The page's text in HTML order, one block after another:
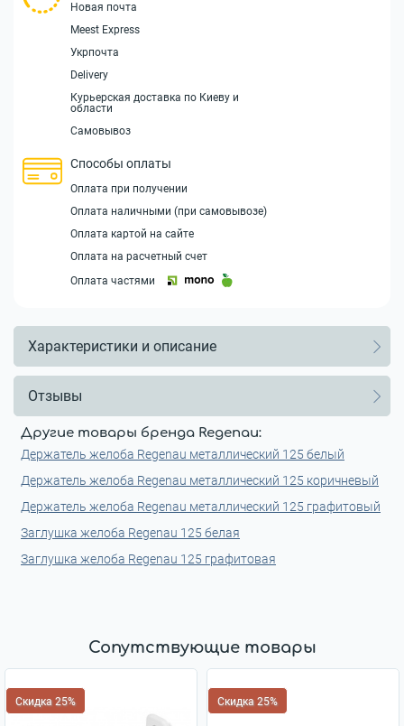
Новая почта
Meest Express
Укрпочта
Delivery
Курьерская доставка по Киеву и
области
Самовывоз
Способы оплаты
Оплата при получении
Оплата наличными (при самовывозе)
Оплата картой на сайте
Оплата на расчетный счет
Оплата частями
Характеристики и описание
Отзывы
Другие товары бренда Regenau:
Держатель желоба Regenau металлический 125 белый
Держатель желоба Regenau металлический 125 коричневый
Держатель желоба Regenau металлический 125 графитовый
Заглушка желоба Regenau 125 белая
Заглушка желоба Regenau 125 графитовая
Сопутствующие товары
Скидка 25% Скидка 25%